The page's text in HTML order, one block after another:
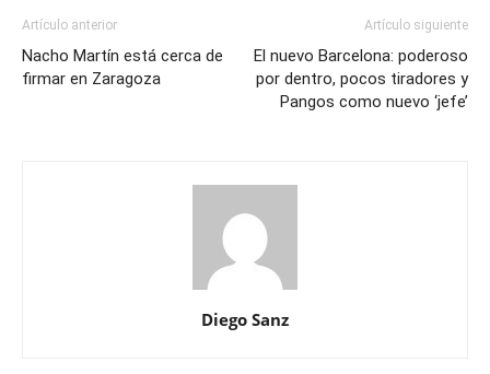
Artículo anterior
Nacho Martín está cerca de
firmar en Zaragoza
Artículo siguiente
El nuevo Barcelona: poderoso
por dentro, pocos tiradores y
Pangos como nuevo ‘jefe’
Diego Sanz